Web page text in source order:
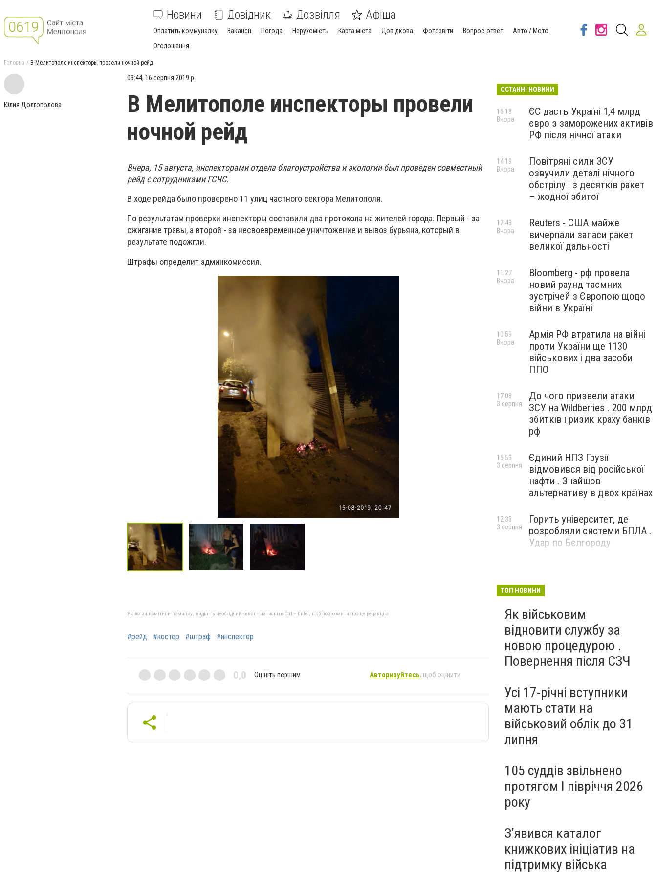
Новини Довідник Дозвілля Афіша
Оплатить коммуналку Вакансії Погода Нерухомість Карта міста Довідкова Фотозвіти Вопрос-ответ
Авто / Мото
Оголошення
Головна В Мелитополе инспекторы провели ночной рейд
Юлия Долгополова
09:44, 16 серпня 2019 р.
В Мелитополе инспекторы провели
ночной рейд
Вчера, 15 августа, инспекторами отдела благоустройства и экологии был проведен совместный
рейд с сотрудниками ГСЧС.
В ходе рейда было проверено 11 улиц частного сектора Мелитополя.
По результатам проверки инспекторы составили два протокола на жителей города. Первый - за
сжигание травы, а второй - за несвоевременное уничтожение и вывоз бурьяна, который в
результате подожгли.
Штрафы определит админкомиссия.
Якщо ви помітили помилку, виділіть необхідний текст і натисніть Ctrl + Enter, щоб повідомити про це редакцію
#рейд #костер #штраф #инспектор
0,0 Оцініть першим Авторизуйтесь, щоб оцінити
ОСТАННІ НОВИНИ
ЄС дасть Україні 1,4 млрд
євро з заморожених активів
РФ після нічної атаки
16:18
Вчора
Повітряні сили ЗСУ
озвучили деталі нічного
обстрілу : з десятків ракет
– жодної збитої
14:19
Вчора
Reuters - США майже
вичерпали запаси ракет
великої дальності
12:43
Вчора
Bloomberg - рф провела
новий раунд таємних
зустрічей з Європою щодо
війни в Україні
11:27
Вчора
Армія РФ втратила на війні
проти України ще 1130
військових і два засоби
ППО
10:59
Вчора
До чого призвели атаки
ЗСУ на Wildberries . 200 млрд
збитків і ризик краху банків
рф
17:08
3 серпня
Єдиний НПЗ Грузії
відмовився від російської
нафти . Знайшов
альтернативу в двох країнах
15:59
3 серпня
Горить університет, де
розробляли системи БПЛА .
Удар по Бєлгороду
12:33
3 серпня
ТОП НОВИНИ
Як військовим
відновити службу за
новою процедурою .
Повернення після СЗЧ
Усі 17-річні вступники
мають стати на
військовий облік до 31
липня
105 суддів звільнено
протягом I півріччя 2026
року
З’явився каталог
книжкових ініціатив на
підтримку війська